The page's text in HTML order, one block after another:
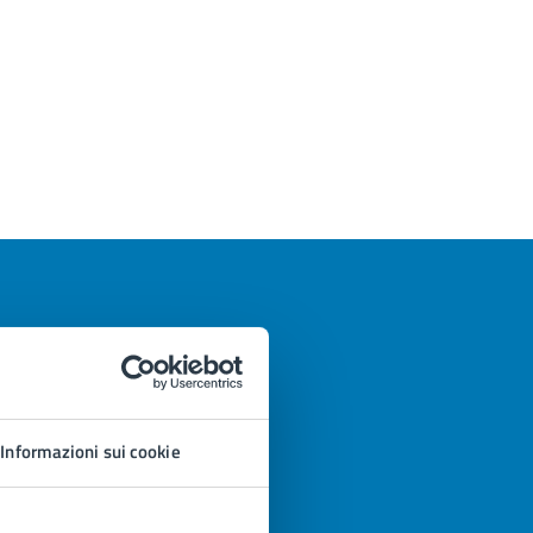
Informazioni sui cookie